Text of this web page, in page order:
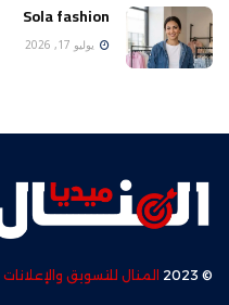
Sola fashion
يوليو 17, 2026
© 2023 المنال للتسويق والإعلانات